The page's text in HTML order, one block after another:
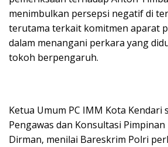
menimbulkan persepsi negatif di
terutama terkait komitmen aparat
dalam menangani perkara yang
tokoh berpengaruh.
Ketua Umum PC IMM Kota Kendari
Pengawas dan Konsultasi Pimpinan
Dirman, menilai Bareskrim Polri